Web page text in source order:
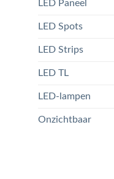
LED Paneel
LED Spots
LED Strips
LED TL
LED-lampen
Onzichtbaar